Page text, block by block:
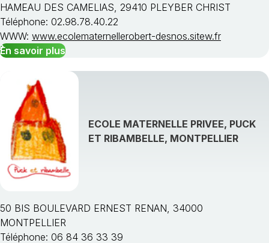
HAMEAU DES CAMELIAS, 29410 PLEYBER CHRIST
Téléphone: 02.98.78.40.22
WWW: www.ecolematernellerobert-desnos.sitew.fr
En savoir plus
ECOLE MATERNELLE PRIVEE, PUCK
ET RIBAMBELLE, MONTPELLIER
50 BIS BOULEVARD ERNEST RENAN, 34000
MONTPELLIER
Téléphone: 06 84 36 33 39